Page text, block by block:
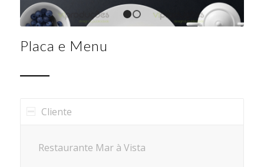
1 2
Placa e Menu
Cliente
Restaurante Mar à Vista